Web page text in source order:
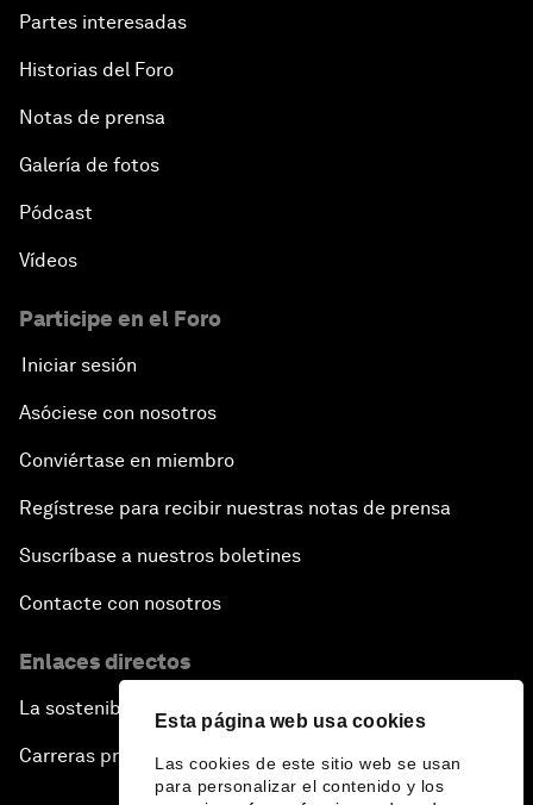
Esta página web usa cookies
Las cookies de este sitio web se usan
para personalizar el contenido y los
Partes interesadas
Historias del Foro
Notas de prensa
Galería de fotos
Pódcast
Vídeos
Participe en el Foro
Iniciar sesión
Asóciese con nosotros
Conviértase en miembro
Regístrese para recibir nuestras notas de prensa
Suscríbase a nuestros boletines
Contacte con nosotros
Enlaces directos
La sostenibilidad en el Foro
Carreras profesionales